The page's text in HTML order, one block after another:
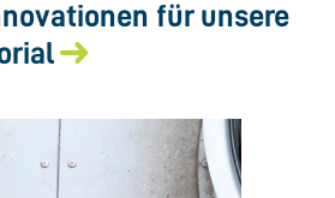
für unsere